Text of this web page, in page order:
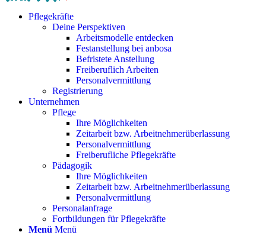
Pflegekräfte
Deine Perspektiven
Arbeitsmodelle entdecken
Festanstellung bei anbosa
Befristete Anstellung
Freiberuflich Arbeiten
Personalvermittlung
Registrierung
Unternehmen
Pflege
Ihre Möglichkeiten
Zeitarbeit bzw. Arbeitnehmerüberlassung
Personalvermittlung
Freiberufliche Pflegekräfte
Pädagogik
Ihre Möglichkeiten
Zeitarbeit bzw. Arbeitnehmerüberlassung
Personalvermittlung
Personalanfrage
Fortbildungen für Pflegekräfte
Menü Menü